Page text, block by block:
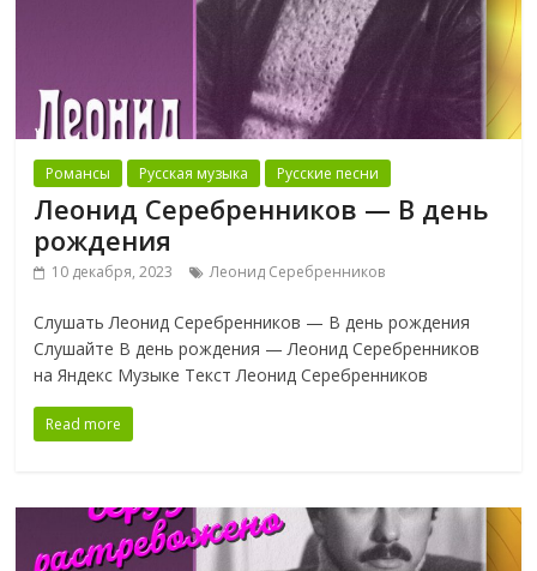
Романсы Русская музыка Русские песни
Леонид Серебренников — В день
рождения
10 декабря, 2023 Леонид Серебренников
Слушать Леонид Серебренников — В день рождения
Слушайте В день рождения — Леонид Серебренников
на Яндекс Музыке Текст Леонид Серебренников
Read more